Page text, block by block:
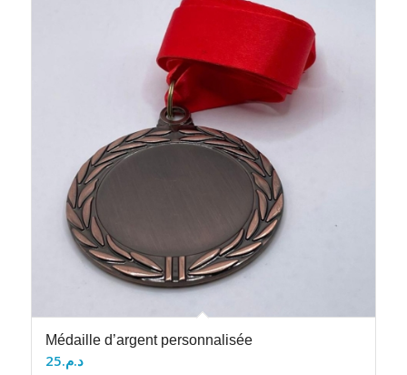
Médaille d’argent personnalisée
د.م.25